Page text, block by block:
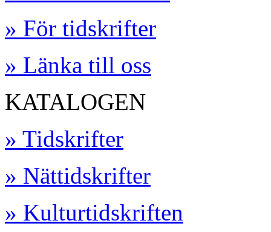
» För tidskrifter
» Länka till oss
KATALOGEN
» Tidskrifter
» Nättidskrifter
» Kulturtidskriften